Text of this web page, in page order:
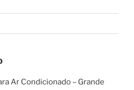
Ar Condicionado – Grande